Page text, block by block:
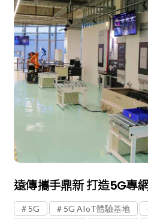
遠傳攜手鼎新 打造5G專
5G 5G AIoT體驗基地